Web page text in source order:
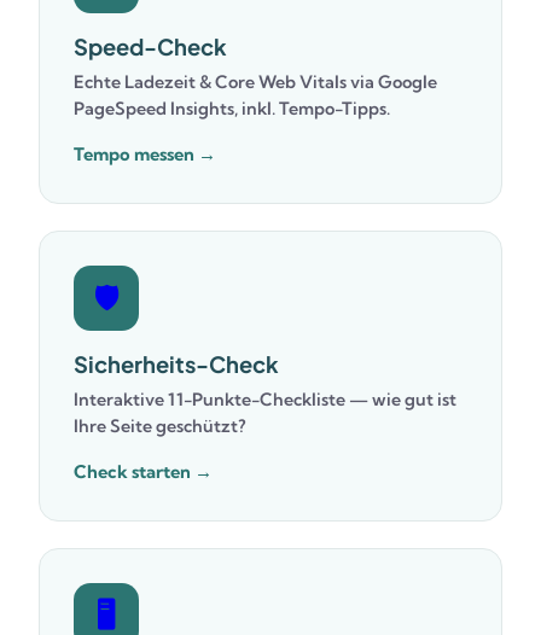
Speed-Check
Echte Ladezeit & Core Web Vitals via Google
PageSpeed Insights, inkl. Tempo-Tipps.
Tempo messen →
🛡️
Sicherheits-Check
Interaktive 11-Punkte-Checkliste — wie gut ist
Ihre Seite geschützt?
Check starten →
🖥️